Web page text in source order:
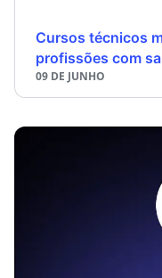
Cursos técnicos
profissões com
09 DE JUNHO